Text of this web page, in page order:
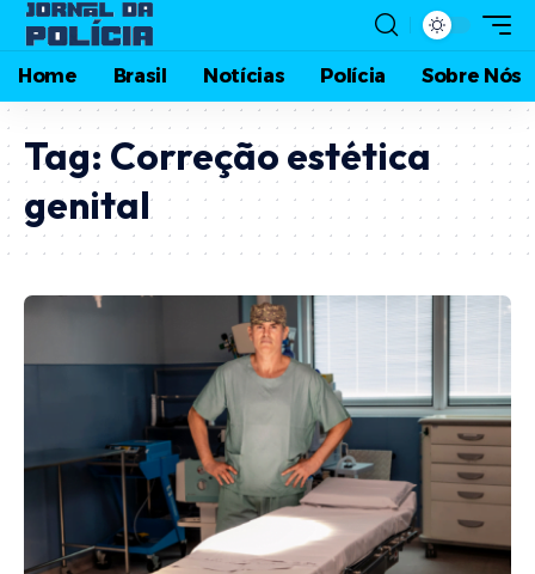
Home Brasil Notícias Polícia Sobre Nós
Tag: Correção estética
genital